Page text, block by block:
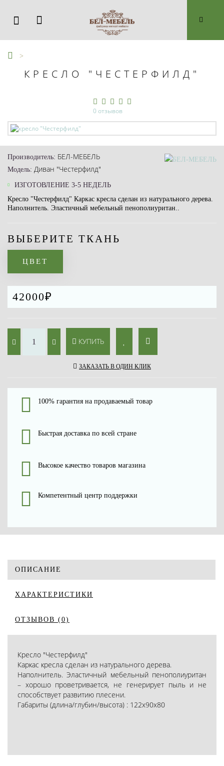
КРЕСЛО "ЧЕСТЕРФИЛД"
0 отзывов
Производитель: БЕЛ-МЕБЕЛЬ
Модель: Диван "Честерфилд"
ИЗГОТОВЛЕНИЕ 3-5 НЕДЕЛЬ
Кресло "Честерфилд" Каркас кресла сделан из натурального дерева.
Наполнитель. Эластичный мебельный пенополиуритан..
ВЫБЕРИТЕ ТКАНЬ
ЦВЕТ
42000₽
КУПИТЬ
ЗАКАЗАТЬ В ОДИН КЛИК
100% гарантия на продаваемый товар
Быстрая доставка по всей стране
Высокое качество товаров магазина
Компетентный центр поддержки
ОПИСАНИЕ
ХАРАКТЕРИСТИКИ
ОТЗЫВОВ (0)
Кресло "Честерфилд"
Каркас кресла сделан из натурального дерева.
Наполнитель. Эластичный мебельный пенополиуритан
– хорошо проветривается, не генерирует пыль и не
способствует развитию плесени.
Габариты (длина/глубин/высота) : 122х90х80